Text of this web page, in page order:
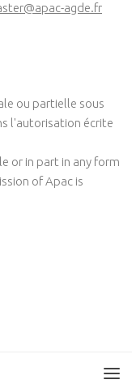
agde.fr
ou partielle sous
l'autorisation écrite
or in part in any form
of Apac is